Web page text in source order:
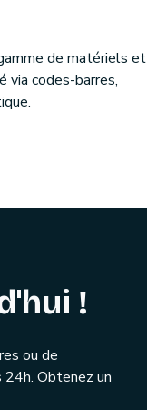
de matériels et
via codes-barres,
!
ou de
Obtenez un